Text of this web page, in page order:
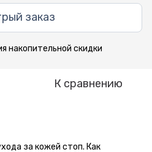
заказ
накопительной скидки
К сравнению
за кожей стоп. Как